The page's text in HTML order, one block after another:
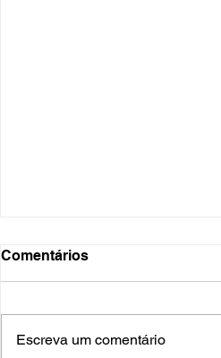
Comentários
Escreva um comentário